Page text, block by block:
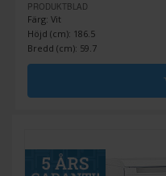
PRODUKTBLAD
Färg: Vit
Höjd (cm): 186.5
Bredd (cm): 59.7